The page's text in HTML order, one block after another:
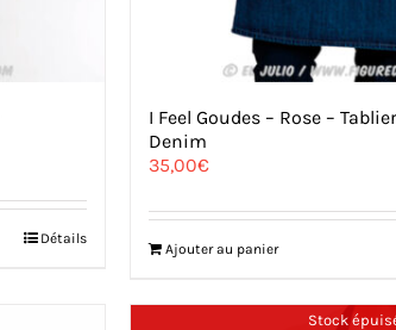
Détails
I Feel Goudes – Rose –
Denim
35,00€
Ajouter au panier
Stock